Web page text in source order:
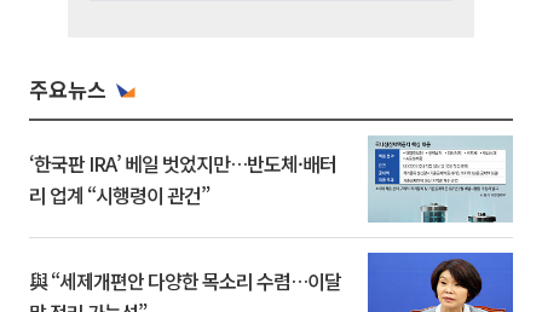
주요뉴스
‘한국판 IRA’ 베일 벗었지만…반도체·배터
리 업계 “시행령이 관건”
與 “세제개편안 다양한 목소리 수렴…이달